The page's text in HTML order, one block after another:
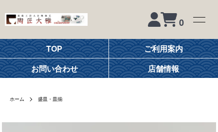
0
TOP
ご利用案内
お問い合わせ
店舗情報
ホーム 盛皿・皿揃